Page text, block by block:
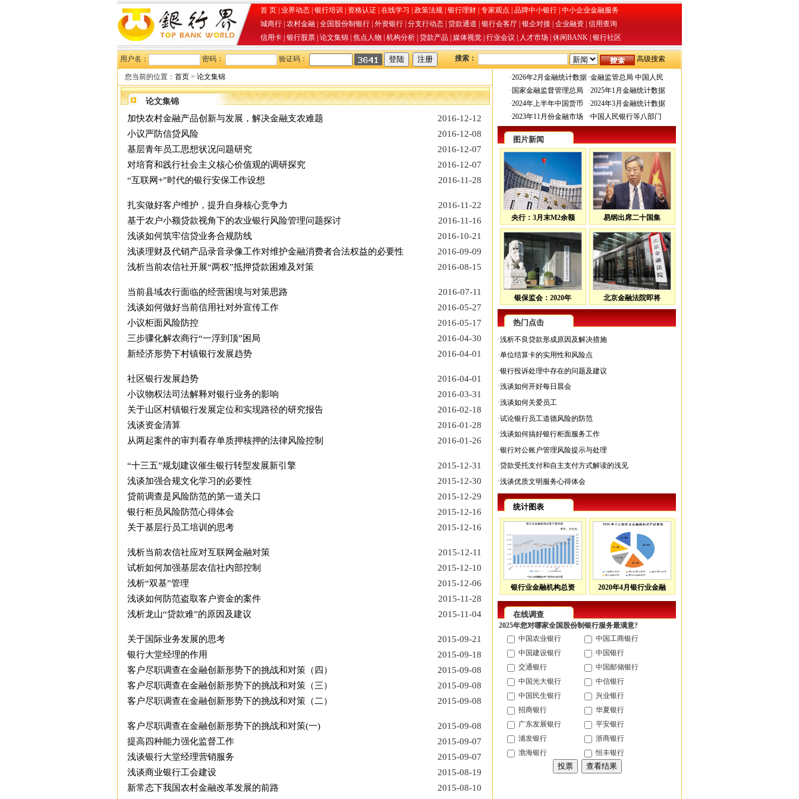
首 页 业界动态 银行培训 资格认证 在线学习 政策法规 银行理财 专家观点 品牌中小银行 中小企业金融服务
城商行 农村金融 全国股份制银行 外资银行 分支行动态 贷款通道 银行会客厅 银企对接 企业融资 信用查询
信用卡 银行股票 论文集锦 焦点人物 机构分析 贷款产品 媒体视觉 行业会议 人才市场 休闲BANK 银行社区
用户名： 密码： 验证码： 搜索： 高级搜索
您当前的位置： 首页 > 论文集锦
论文集锦
2016-12-12
加快农村金融产品创新与发展，解决金融支农难题
2016-12-08
小议严防信贷风险
2016-12-07
基层青年员工思想状况问题研究
2016-12-07
对培育和践行社会主义核心价值观的调研探究
2016-11-28
“互联网+”时代的银行安保工作设想
2016-11-22
扎实做好客户维护，提升自身核心竞争力
2016-11-16
基于农户小额贷款视角下的农业银行风险管理问题探讨
2016-10-21
浅谈如何筑牢信贷业务合规防线
2016-09-09
浅谈理财及代销产品录音录像工作对维护金融消费者合法权益的必要性
2016-08-15
浅析当前农信社开展“两权”抵押贷款困难及对策
2016-07-11
当前县域农行面临的经营困境与对策思路
2016-05-27
浅谈如何做好当前信用社对外宣传工作
2016-05-17
小议柜面风险防控
2016-04-30
三步骤化解农商行“一浮到顶”困局
2016-04-01
新经济形势下村镇银行发展趋势
2016-04-01
社区银行发展趋势
2016-03-31
小议物权法司法解释对银行业务的影响
2016-02-18
关于山区村镇银行发展定位和实现路径的研究报告
2016-01-28
浅谈资金清算
2016-01-26
从两起案件的审判看存单质押核押的法律风险控制
2015-12-31
“十三五”规划建议催生银行转型发展新引擎
2015-12-30
浅谈加强合规文化学习的必要性
2015-12-29
贷前调查是风险防范的第一道关口
2015-12-16
银行柜员风险防范心得体会
2015-12-16
关于基层行员工培训的思考
2015-12-11
浅析当前农信社应对互联网金融对策
2015-12-10
试析如何加强基层农信社内部控制
2015-12-06
浅析“双基”管理
2015-11-28
浅谈如何防范盗取客户资金的案件
2015-11-04
浅析龙山“贷款难”的原因及建议
2015-09-21
关于国际业务发展的思考
2015-09-18
银行大堂经理的作用
2015-09-08
客户尽职调查在金融创新形势下的挑战和对策（四）
2015-09-08
客户尽职调查在金融创新形势下的挑战和对策（三）
2015-09-08
客户尽职调查在金融创新形势下的挑战和对策（二）
2015-09-08
客户尽职调查在金融创新形势下的挑战和对策(一)
2015-09-07
提高四种能力强化监督工作
2015-09-07
浅谈银行大堂经理营销服务
2015-08-19
浅谈商业银行工会建设
2015-08-10
新常态下我国农村金融改革发展的前路
·2026年2月金融统计数据 ·金融监管总局 中国人民
· 国家金融监督管理总局 ·2025年1月金融统计数据
·2024年上半年中国货币 ·2024年3月金融统计数据
·2023年11月份金融市场 ·中国人民银行等八部门
图片新闻
央行：3月末M2余额 易纲出席二十国集
银保监会：2020年 北京金融法院即将
热门点击
·浅析不良贷款形成原因及解决措施
·单位结算卡的实用性和风险点
·银行投诉处理中存在的问题及建议
·浅谈如何开好每日晨会
·浅谈如何关爱员工
·试论银行员工道德风险的防范
·浅谈如何搞好银行柜面服务工作
·银行对公账户管理风险提示与处理
·贷款受托支付和自主支付方式解读的浅见
·浅谈优质文明服务心得体会
统计图表
银行业金融机构总资 2020年4月银行业金融
在线调查
2025年您对哪家全国股份制银行服务最满意?
中国农业银行
中国工商银行
中国建设银行
中国银行
交通银行
中国邮储银行
中国光大银行
中信银行
中国民生银行
兴业银行
招商银行
华夏银行
广东发展银行
平安银行
浦发银行
浙商银行
渤海银行
恒丰银行